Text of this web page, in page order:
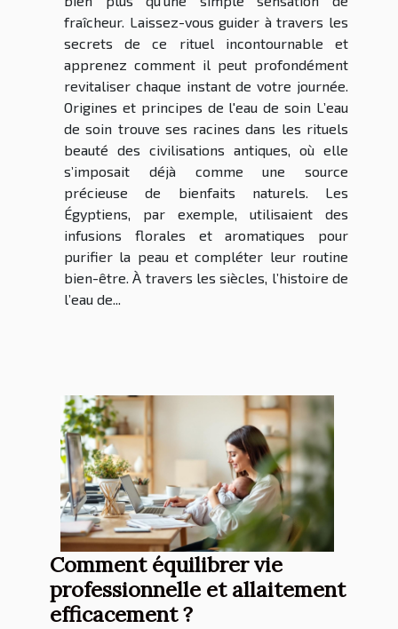
fraîcheur. Laissez-vous guider à travers les
secrets de ce rituel incontournable et
apprenez comment il peut profondément
revitaliser chaque instant de votre journée.
Origines et principes de l'eau de soin L’eau
de soin trouve ses racines dans les rituels
beauté des civilisations antiques, où elle
s’imposait déjà comme une source
précieuse de bienfaits naturels. Les
Égyptiens, par exemple, utilisaient des
infusions florales et aromatiques pour
purifier la peau et compléter leur routine
bien-être. À travers les siècles, l’histoire de
l’eau de...
Comment équilibrer vie
professionnelle et allaitement
efficacement ?